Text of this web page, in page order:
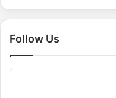
Follow Us